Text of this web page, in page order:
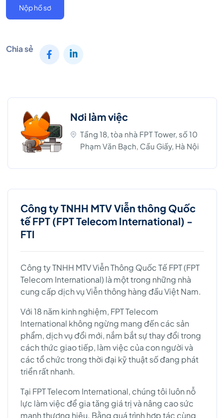
Nộp hồ sơ
Chia sẻ
Nơi làm việc
Tầng 18, tòa nhà FPT Tower, số 10
Phạm Văn Bạch, Cầu Giấy, Hà Nội
Công ty TNHH MTV Viễn thông Quốc
tế FPT (FPT Telecom International) -
FTI
Công ty TNHH MTV Viễn Thông Quốc Tế FPT (FPT
Telecom International) là một trong những nhà
cung cấp dịch vụ Viễn thông hàng đầu Việt Nam.
Với 18 năm kinh nghiệm, FPT Telecom
International không ngừng mang đến các sản
phẩm, dịch vụ đổi mới, nắm bắt sự thay đổi trong
cách thức giao tiếp, làm việc của con người và
các tổ chức trong thời đại kỹ thuật số đang phát
triển rất nhanh.
Tại FPT Telecom International, chúng tôi luôn nỗ
lực làm việc để gia tăng giá trị và nâng cao sức
mạnh thương hiệu. Bằng quá trình hợp tác cùng